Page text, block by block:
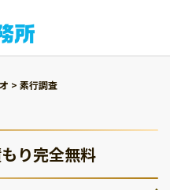
> 素行調査
り完全無料